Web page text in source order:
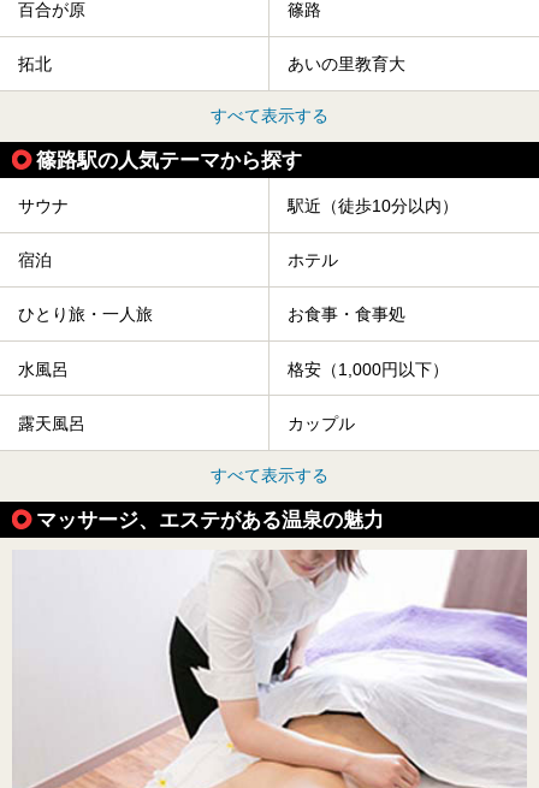
百合が原 篠路
拓北 あいの里教育大
すべて表示する
篠路駅の人気テーマから探す
サウナ 駅近（徒歩10分以内）
宿泊 ホテル
ひとり旅・一人旅 お食事・食事処
水風呂 格安（1,000円以下）
露天風呂 カップル
すべて表示する
マッサージ、エステがある温泉の魅力